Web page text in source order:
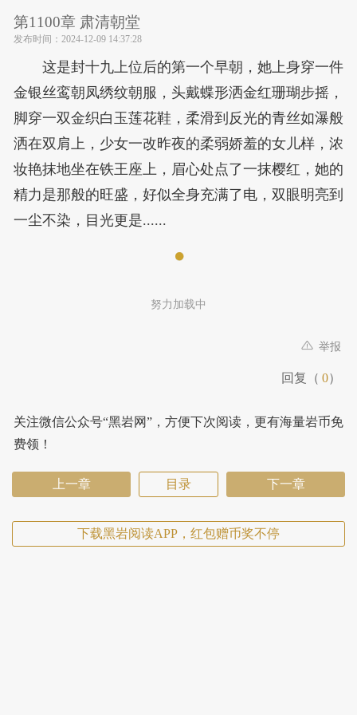
第1100章 肃清朝堂
发布时间： 2024-12-09 14:37:28
这是封十九上位后的第一个早朝，她上身穿一件
金银丝鸾朝凤绣纹朝服，头戴蝶形洒金红珊瑚步摇，
脚穿一双金织白玉莲花鞋，柔滑到反光的青丝如瀑般
洒在双肩上，少女一改昨夜的柔弱娇羞的女儿样，浓
妆艳抹地坐在铁王座上，眉心处点了一抹樱红，她的
精力是那般的旺盛，好似全身充满了电，双眼明亮到
一尘不染，目光更是......
努力加载中
举报
回复（ 0）
关注微信公众号“黑岩网”，方便下次阅读，更有海量岩币免
费领！
上一章 目录 下一章
下载黑岩阅读APP，红包赠币奖不停